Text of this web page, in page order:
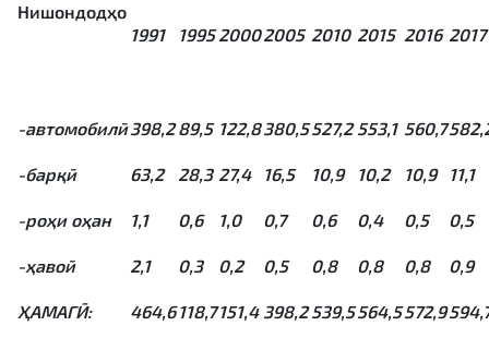
Нишондодҳо
1991 1995 20002005 2010 2015 2016 2017
-автомобилӣ398,2 89,5 122,8380,5527,2 553,1 560,7
-барқӣ 63,2 28,3 27,4 16,5 10,9 10,2 10,9 11,1
-роҳи оҳан 1,1 0,6 1,0 0,7 0,6 0,4 0,5 0,5
-ҳавоӣ 2,1 0,3 0,2 0,5 0,8 0,8 0,8 0,9
ҲАМАГӢ: 464,6 118,7151,4 398,2 539,5564,5572,9